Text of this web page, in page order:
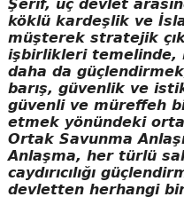
Şerif, üç devlet
köklü kardeşlik ve
müşterek stratejik
işbirlikleri temelinde,
daha da
barış, güvenlik ve
güvenli ve müreffeh
etmek yönündeki
Ortak Savunma
Anlaşma, her türlü
caydırıcılığı
devletten herhangi